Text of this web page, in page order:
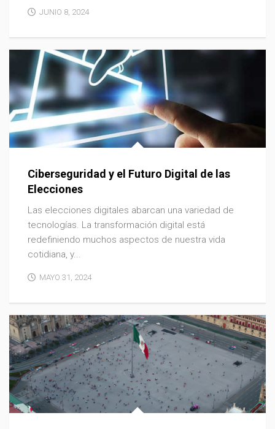
JUNIO 8, 2024
Ciberseguridad y el Futuro Digital de las
Elecciones
Las elecciones digitales abarcan una variedad de
tecnologías. La transformación digital está
redefiniendo muchos aspectos de nuestra vida
cotidiana, y...
MAYO 31, 2024